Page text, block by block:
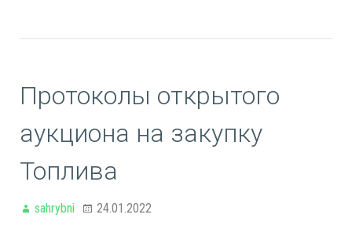
Протоколы открытого
аукциона на закупку
Топлива
sahrybni 24.01.2022